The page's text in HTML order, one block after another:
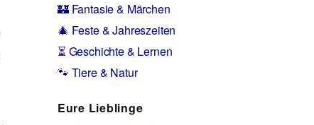
🏰 Fantasie & Märchen
🎄 Feste & Jahreszeiten
⏳ Geschichte & Lernen
🐾 Tiere & Natur
Eure Lieblinge